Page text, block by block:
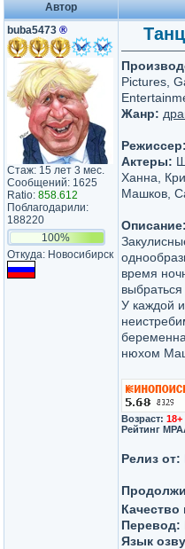
Автор
buba5473 ®
Стаж: 15 лет 3 мес.
Сообщений: 1625
Ratio: 858.612
Поблагодарили:
188220
100%
Откуда: Новосибирск
Pictures,
Жанр:
Режиссер:
Актеры:
Ханна,
Машков,
Описание:
время
У каждой
нюхом
Возраст: 18+
Рейтинг
Релиз от:
Качество
Перевод:
Язык